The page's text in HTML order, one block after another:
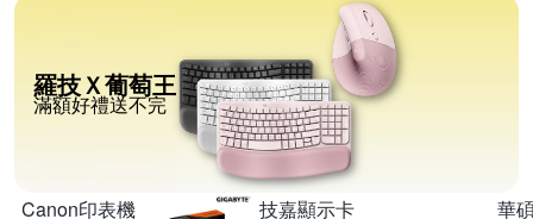
羅技Ｘ葡萄王
滿額好禮送不完
Canon印表機
技嘉顯示卡
華